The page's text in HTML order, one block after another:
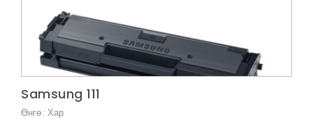
Samsung 111
Өнгө : Хар